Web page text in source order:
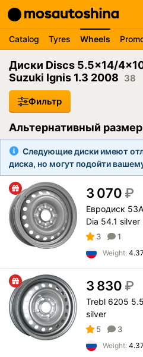
Catalog Tyres Wheels
Диски Discs 5.5x14/
Suzuki Ignis 1.3 2008 38
Фильтр
Альтернативный размер
Следующие диски имеют
диска, но могут подойти
3 070 ₽
Евродиск
Dia 54.1 silver
3 1
Weight:
3 830 ₽
Trebl 6205
silver
5 3
Weight: